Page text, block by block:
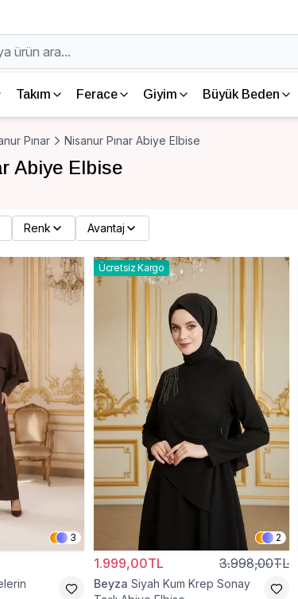
Takım Ferace Giyim Büyük Beden
Pınar Nisanur Pınar Abiye Elbise
Abiye Elbise
Renk Avantaj
3
Ücretsiz Kargo
2
1.999,00TL 3.998,00TL
Beyza Siyah Kum Krep Sonay